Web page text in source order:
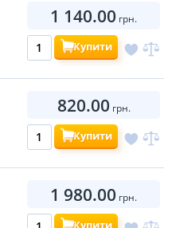
1 140.00 грн.
Купити
820.00 грн.
Купити
1 980.00 грн.
Купити